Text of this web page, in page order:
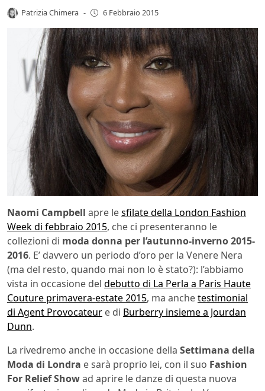
Patrizia Chimera - 6 Febbraio 2015
Naomi Campbell apre lesfilate della London Fashion
Week di febbraio 2015, che ci presenteranno le
collezioni di moda donna per l’autunno-inverno 2015-
2016. E’ davvero un periodo d’oro per la Venere Nera
(ma del resto, quando mai non lo è stato?): l’abbiamo
vista in occasione del debutto di La Perla a Paris Haute
Couture primavera-estate 2015, ma anchetestimonial
di Agent Provocateur e di Burberry insieme a Jourdan
Dunn.
La rivedremo anche in occasione della Settimana della
Moda di Londra e sarà proprio lei, con il suo Fashion
For Relief Showad aprire le danze di questa nuova